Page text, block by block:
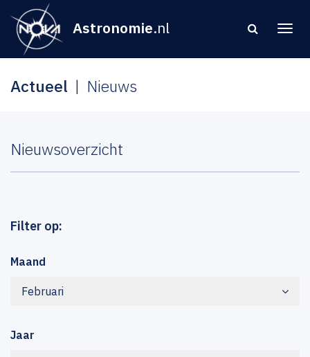
Astronomie.nl
Actueel Nieuws
Nieuwsoverzicht
Filter op:
Maand
Februari
Jaar